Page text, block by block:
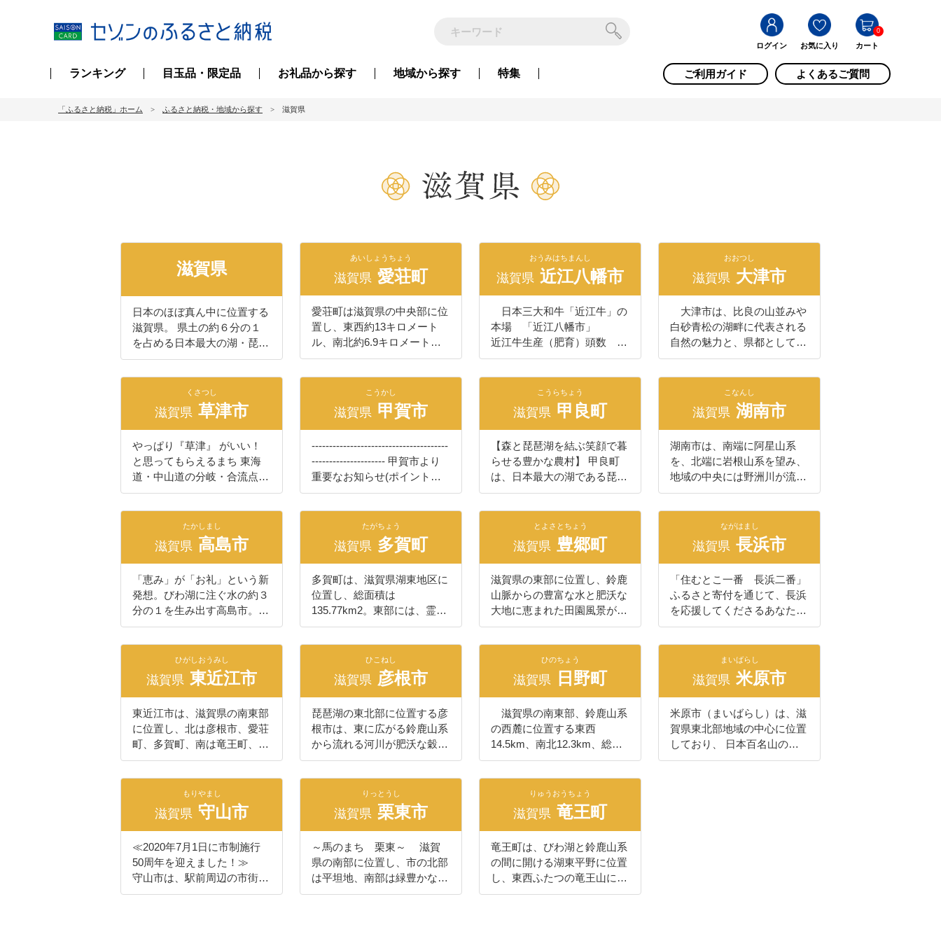
ログイン お気に入り カート
0
ランキング 目玉品・限定品 お礼品から探す 地域から探す 特集 ご利用ガイド よくあるご質問
「ふるさと納税」ホーム ふるさと納税・地域から探す 滋賀県
滋賀県
日本のほぼ真ん中に位置する
滋賀県。 県土の約６分の１
を占める日本最大の湖・琵琶
湖を抱え、 水と緑の豊かな
風景は、「琵琶湖八景」や
「近江八景」として 風光明
ます。 古くから文化・経済
の先進地として栄えたこの地
には、 歴史ある寺社や戦国
時代をはじめとする英傑たち
の足跡など、 奥深い歴史文
化があり、今もなお大切に守
り伝えられています。
あいしょうちょう
滋賀県 愛荘町
愛荘町は滋賀県の中央部に位
置し、東西約13キロメート
ル、南北約6.9キロメート
ル、総面積は37.95平方キロ
1%を占めています。町東部
の山際には国道３０７号線と
名神高速道路が、西部に広が
8号線、近江鉄道、東海道新
幹線が、それぞれ南北に縦断
しており、交通の要衝地でも
あります。この名神高速道路
の秦荘スマートＩＣを利用す
れば、京都へ１時間、名古屋
へ２時間弱で行くことができ
県地図と愛荘町の位置図
http://www.town.aisho.shiga.jp
/images/sigaken.jpg 琵琶湖の
東部・湖東地域に位置し、鈴
関わりが深いまちで、この地
形が農業をはじめとするさま
ざまな産業を発展させてきま
した。おだやかな風が吹き、
青い空が広がる春、太陽の光
を受けて深緑のみどりがまぶ
しい夏、田園風景が小麦色に
包まれる冬。このように彩り
豊かな自然と、美しい水辺空
間が愛荘町を囲んでいます。
土地で、条里制による土地制
度の遺構が多く残されていま
す。湖東三山として知られる
金剛輪寺は聖武天皇の勅願に
おうみはちまんし
滋賀県 近江八幡市
日本三大和牛「近江牛」の
本場 「近江八幡市」
近江牛生産（肥育）頭数 日
本一！ 近江八幡市は、滋
本唯一の淡水湖に浮かぶ有人
島（沖島）を有しています。
特に近江八幡市は大中の湖干
よそ東京ドーム２１２個分）
等の干拓地が大小合わせて4
地区もあり、関西の米どころ
ともいわれています。 その
肥沃な土壌と自然に恵まれた
琵琶湖の水を活かし、古来よ
り農畜産業が盛んな地域で
近江牛は生産されています。
特に近江八幡市は近江牛の肥
育数が滋賀県内で1番多く事
実上の日本一となります。
ある西の湖は、琵琶湖で一番
大きい内湖であり、ヨシの群
生地である水郷地帯は琵琶湖
八景の一つに数えられ、国の
第1号重要文化的景観にも選
定されています。古くから農
業を中心に栄えてきました
交通の要衝という地の利を得
て、多くの城が築かれ、日本
最大の山城「観音寺城跡」、
国の史跡が点在しています。
また、織田信長の改革精神に
より開かれた楽市楽座は、豊
臣秀次の自由商業都市の思想
おおつし
滋賀県 大津市
大津市は、比良の山並みや
白砂青松の湖畔に代表される
自然の魅力と、県都として培
われてきた都市の活力、豊か
豊かな都市です。６６７年に
天智天皇が近江大津宮に都を
移して以来、琵琶湖を支配す
五十三番目の宿場町として栄
えてきました。さらには、世
界文化遺産の「比叡山延暦
寺」や紫式部ゆかりの「石山
寺」など、各時代を代表する
多くの歴史文化遺産が今に引
き継がれています。 平成
奈良市などに次ぎ、全国で１
０番目となる古都保存法に基
づく「古都指定」を受け、ま
た国指定文化財は全国３位の
京都駅から約１０分（大津
駅・大津京駅）とアクセスも
大変よく、京阪神からもお気
軽にお越しいただけます。
くさつし
滋賀県 草津市
やっぱり『草津』 がいい！
と思ってもらえるまち 東海
道・中山道の分岐・合流点の
宿場として繁栄した草津市
道路が結節する交通の要衝。
京都・大阪・神戸までもアク
セスが良く、高い利便性が評
代をサポートする仕組みも充
実しており、サイトやアプリ
で子育て情報をタイムリーに
発信中。 子育て中の人たち
が交流できるイベントやサー
クルが活発で、子どもたちが
安全に遊ぶことのできる施設
活の利便性に加え、琵琶湖を
はじめとした豊かな自然環境
があり、日本に現存する最大
級の本陣（参勤交代時に大名
たハイブリッドな都市です。
天井川として知られる草津川
跡地も緑あふれる公園は、四
季の移り変わりを感じられる
場所として、家族連れやウオ
ーキングを楽しむ人でにぎわ
っています。 また、琵琶湖
こうかし
滋賀県 甲賀市
---------------------------------------
--------------------- 甲賀市より
重要なお知らせ(ポイント制
度の廃止) -------------------------
の度、ポイント制度による寄
附受付を2026年3月24日
（火）17:00をもって廃止す
保有されているポイントにつ
いては、ポイント交換専用サ
イトにてご利用いただけま
す。 ポイント交換の対象者
には、ポイント交換専用サイ
トURLを別途ご案内しており
ます。 滋賀県の東南部に
有名な甲賀流忍者や、タヌキ
の置物で知られる信楽焼のふ
るさとです。 また、聖武
天皇が造営した紫香楽宮跡や
り、五大銘茶の一つに数えら
れる朝宮茶や県内最大の生産
量を誇る土山茶、忍者や山伏
を起源とする薬業などの地場
産業が盛んです。 甲賀市
では、「子育て・教育」「地
域経済」「福祉・介護」を３
こうらちょう
滋賀県 甲良町
【森と琵琶湖を結ぶ笑顔で暮
らせる豊かな農村】 甲良町
は、日本最大の湖である琵琶
湖の東部湖東平野にあり、滋
のほぼ中央に位置し、鈴鹿山
脈から琵琶湖に向かって開け
た穀倉地域です。 町の東部
ら東に高地や丘陵部が続き、
東から西へ北境部を１級河川
である犬上川が流れ、平地が
扇状地状に広がり、犬上川左
岸扇状地は古くから「甲良の
荘」として拓け、数多くの文
化財を有しております。 人
平地農村で日本の農村の伝統
的田園風景が今も残されてい
ます。
こなんし
滋賀県 湖南市
湖南市は、南端に阿星山系
を、北端に岩根山系を望み、
地域の中央には野洲川が流れ
ている自然環境に恵まれたま
る常楽寺、長寿寺、善水寺の
湖南三山や天然記念物のうつ
くし松、東海道石部宿など歴
あります。 また、名神高速
道路や国道１号、ＪＲ草津線
などの交通ネットワークによ
って、湖南工業団地の整備や
京阪神のベッドタウンとして
住宅開発が進み発展してきま
した。 市では、市民、地
携、協力しながら、これから
も未来に託せる基盤を充実さ
せ、より安心・安全で不安の
ないまちをつくるために、
たかしまし
滋賀県 高島市
「恵み」が「お礼」という新
発想。びわ湖に注ぐ水の約３
分の１を生み出す高島市。湖
の中の鳥居が印象的な白鬚神
して選ばれています。また、
重要文化的景観に３つの水辺
景観が選定されているほか、
選ばれるなど、豊かな水と自
然あふれるまちです！
たがちょう
滋賀県 多賀町
多賀町は、滋賀県湖東地区に
位置し、総面積は
135.77km2。東部には、霊仙
山・鍋尻山・高室山・三国
1,000m級の峰々が連なり、
芹川、犬上川の清流が町の東
南部を源にして、途中、ダム
を供給しながら琵琶湖に注い
でいます。町の西部は比較的
平坦な地域で、水稲に適した
優良農地が広がっています。
町面積の大部分を占める広大
な山林では、杉、檜、松など
が美林を形成し、その良質材
物が搬出されています。
京阪神・中京・北陸の各経済
圏との結節点に位置し、名神
高速道路多賀サービスエリア
とよさとちょう
滋賀県 豊郷町
滋賀県の東部に位置し、鈴鹿
山脈からの豊富な水と肥沃な
大地に恵まれた田園風景が広
がる、人口約7,500人、面積
な町です。「豊郷（とよさ
と）」とは、米穀の豊穣を願
って命名されたと言われてお
した。また現在の商業の礎を
築いた近江商人をはじめ幾多
の傑出した先人を世に送り出
したことで知られており、心
和む町並みの中に歴史とロマ
ンが溢れています。
ながはまし
滋賀県 長浜市
「住むとこ一番 長浜二番」
ふるさと寄付を通じて、長浜
を応援してくださるあなたと
のご縁が生まれますように。
山系の山々に囲まれた長浜市
は、四季折々の魅力のある自
然豊かなまちです。 近畿、
で、古くから人々が行き交
い、戦国時代は豊臣秀吉や浅
井長政、石田三成、黒田官兵
衛らがこの地で活躍し、城郭
ひがしおうみし
滋賀県 東近江市
東近江市は、滋賀県の南東部
に位置し、北は彦根市、愛荘
町、多賀町、南は竜王町、日
野町、甲賀市、西は近江八幡
との県境になっています。
地形は東西に長く、東に鈴鹿
山系、西に琵琶湖があり、愛
ます。また、市の南西部には
日野川が流れています。この
両川の流域には平地や丘陵地
が広がり、緑豊かな田園地帯
ひこねし
滋賀県 彦根市
琵琶湖の東北部に位置する彦
根市は、東に広がる鈴鹿山系
から流れる河川が肥沃な穀倉
地帯を形成しながら琵琶湖に
が点在し、自然豊かな環境を
形成するとともに、彦根城を
はじめとする歴史的・文化的
県湖東地域の中核的な都市で
す。 古くから交通や戦略上
の要衝であった彦根の地は、
多くの歴史遺産を今に伝えて
ひのちょう
滋賀県 日野町
滋賀県の南東部、鈴鹿山系
の西麓に位置する東西
14.5km、南北12.3km、総面
積117.60平方kmの町です。
町は、町の花である「ほんし
ゃくなげ」が咲き誇る、無限
の大地が育んだ自然環境に恵
人が住み始めたのは古く、今
から約1万2千年前と言われて
います。旧石器時代の終わり
から縄文時代の始めころ狩猟
まいばらし
滋賀県 米原市
米原市（まいばらし）は、滋
賀県東北部地域の中心に位置
しており、 日本百名山のひ
とつである伊吹山がそびえ、
もりやまし
滋賀県 守山市
≪2020年7月1日に市制施行
50周年を迎えました！≫
守山市は、駅前周辺の市街地
をはじめ、市内各地でゲンジ
りっとうし
滋賀県 栗東市
～馬のまち 栗東～ 滋賀
県の南部に位置し、市の北部
は平坦地、南部は緑豊かな山
地となっています。国道1
りゅうおうちょう
滋賀県 竜王町
竜王町は、びわ湖と鈴鹿山系
の間に開ける湖東平野に位置
し、東西ふたつの竜王山に囲
まれています。 町土の30％